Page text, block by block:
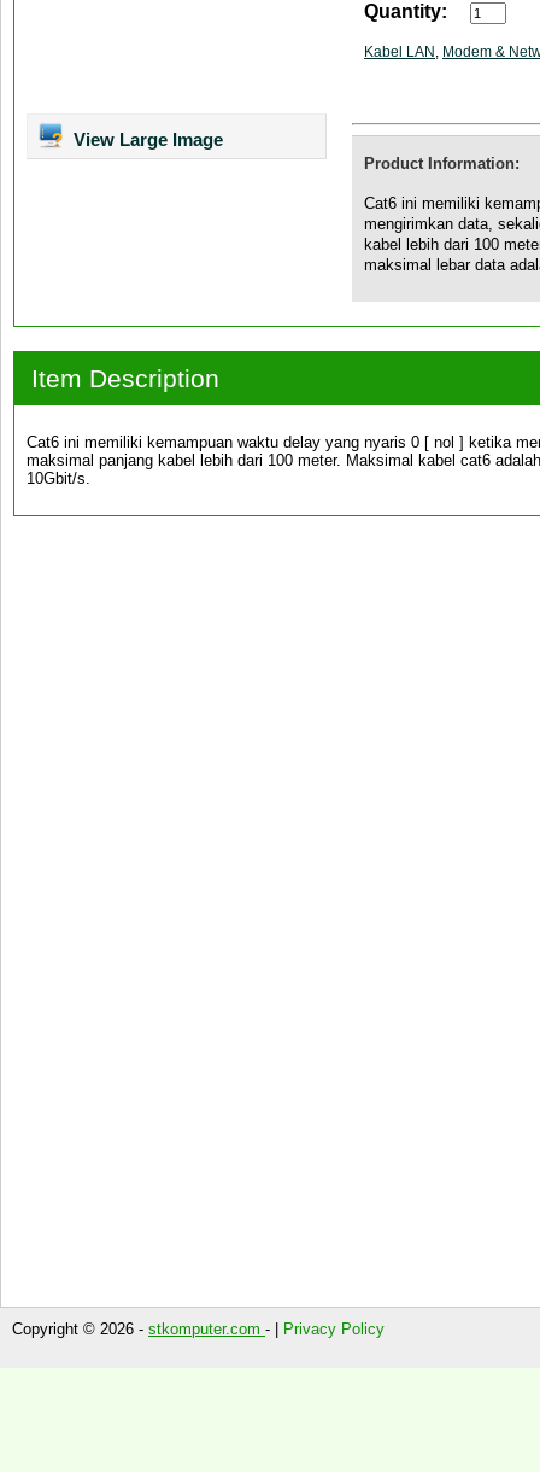
View Large Image
Quantity:
Kabel LAN , Modem &
Product Information:
Cat6 ini memiliki
mengirimkan data,
kabel lebih dari 100
maksimal lebar data
Item Description
Cat6 ini memiliki kemampuan waktu delay yang nyaris 0 [ nol ] ketika
maksimal panjang kabel lebih dari 100 meter. Maksimal kabel cat6
10Gbit/s.
Copyright © 2026 - stkomputer.com - | Privacy Policy